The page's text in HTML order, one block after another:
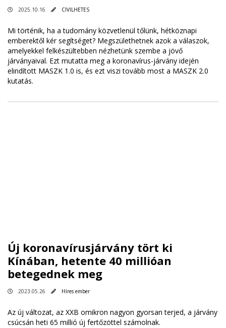
2025.10.16 CIVILHETES
Mi történik, ha a tudomány közvetlenül tőlünk, hétköznapi
emberektől kér segítséget? Megszülethetnek azok a válaszok,
amelyekkel felkészültebben nézhetünk szembe a jövő
járványaival. Ezt mutatta meg a koronavírus-járvány idején
elindított MASZK 1.0 is, és ezt viszi tovább most a MASZK 2.0
kutatás.
Új koronavírusjárvány tört ki
Kínában, hetente 40 millióan
betegednek meg
2023.05.26 Híres ember
Az új változat, az XXB omikron nagyon gyorsan terjed, a járvány
csúcsán heti 65 millió új fertőzöttel számolnak.